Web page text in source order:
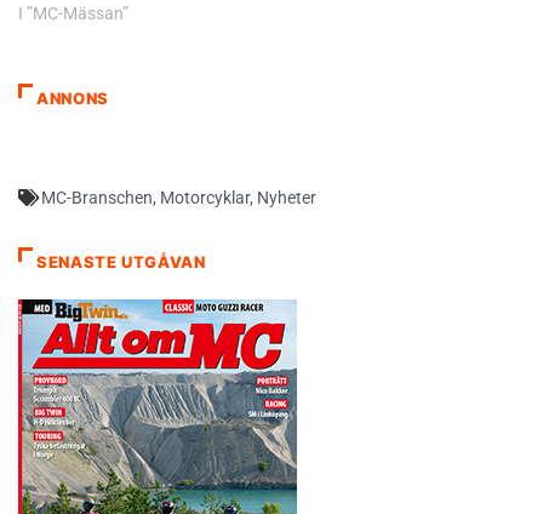
I ”MC-Mässan”
ANNONS
MC-Branschen, Motorcyklar, Nyheter
SENASTE UTGÅVAN